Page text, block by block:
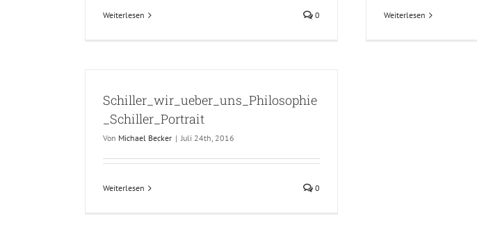
Weiterlesen
Weiterlesen 0
Schiller_wir_ueber_uns_Philosophie
_Schiller_Portrait
Von Michael Becker | Juli 24th, 2016
Weiterlesen 0